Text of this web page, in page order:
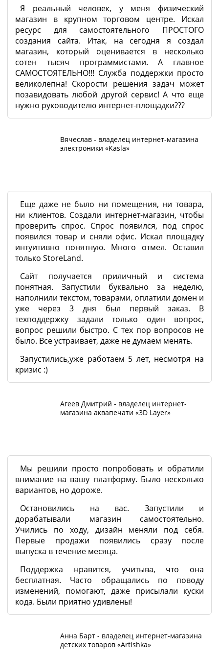
Я реальный человек, у меня физический
магазин в крупном торговом центре. Искал
ресурс для самостоятельного ПРОСТОГО
создания сайта. Итак, на сегодня я создал
магазин, который оценивается в несколько
сотен тысяч программистами. А главное
САМОСТОЯТЕЛЬНО!!! Служба поддержки просто
великолепна! Скорости решения задач может
позавидовать любой другой сервис! А что еще
нужно руководителю интернет-площадки???
Вячеслав - владелец интернет-магазина
электроники «Kasla»
Еще даже не было ни помещения, ни товара,
ни клиентов. Создали интернет-магазин, чтобы
проверить спрос. Спрос появился, под спрос
появился товар и сняли офис. Искал площадку
интуитивно понятную. Много отмел. Оставил
только StoreLand.
Сайт получается приличный и система
понятная. Запустили буквально за неделю,
наполнили текстом, товарами, оплатили домен и
уже через 3 дня был первый заказ. В
техподдержку задали только один вопрос,
вопрос решили быстро. С тех пор вопросов не
было. Все устраивает, даже не думаем менять.
Запустились,уже работаем 5 лет, несмотря на
кризис :)
Агеев Дмитрий - владелец интернет-
магазина аквапечати «3D Layer»
Мы решили просто попробовать и обратили
внимание на вашу платформу. Было несколько
вариантов, но дороже.
Остановились на вас. Запустили и
дорабатывали магазин самостоятельно.
Учились по ходу, дизайн меняли под себя.
Первые продажи появились сразу после
выпуска в течение месяца.
Поддержка нравится, учитыва, что она
бесплатная. Часто обращались по поводу
изменений, помогают, даже присылали куски
кода. Были приятно удивлены!
Анна Барт - владелец интернет-магазина
детских товаров «Artishka»